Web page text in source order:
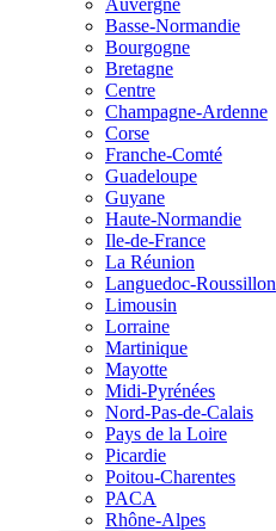
Auvergne
Basse-Normandie
Bourgogne
Bretagne
Centre
Champagne-Ardenne
Corse
Franche-Comté
Guadeloupe
Guyane
Haute-Normandie
Ile-de-France
La Réunion
Languedoc-Roussillon
Limousin
Lorraine
Martinique
Mayotte
Midi-Pyrénées
Nord-Pas-de-Calais
Pays de la Loire
Picardie
Poitou-Charentes
PACA
Rhône-Alpes